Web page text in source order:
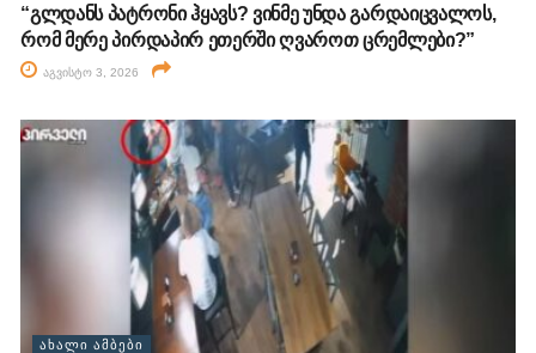
“გლდანს პატრონი ჰყავს? ვინმე უნდა გარდაიცვალოს,
რომ მერე პირდაპირ ეთერში ღვაროთ ცრემლები?”
აგვისტო 3, 2026
ᲐᲮᲐᲚᲘ ᲐᲛᲑᲔᲑᲘ